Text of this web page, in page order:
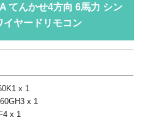
てんかせ4方向 6馬力 シン
イヤードリモコン
x 1
x 1
x 1